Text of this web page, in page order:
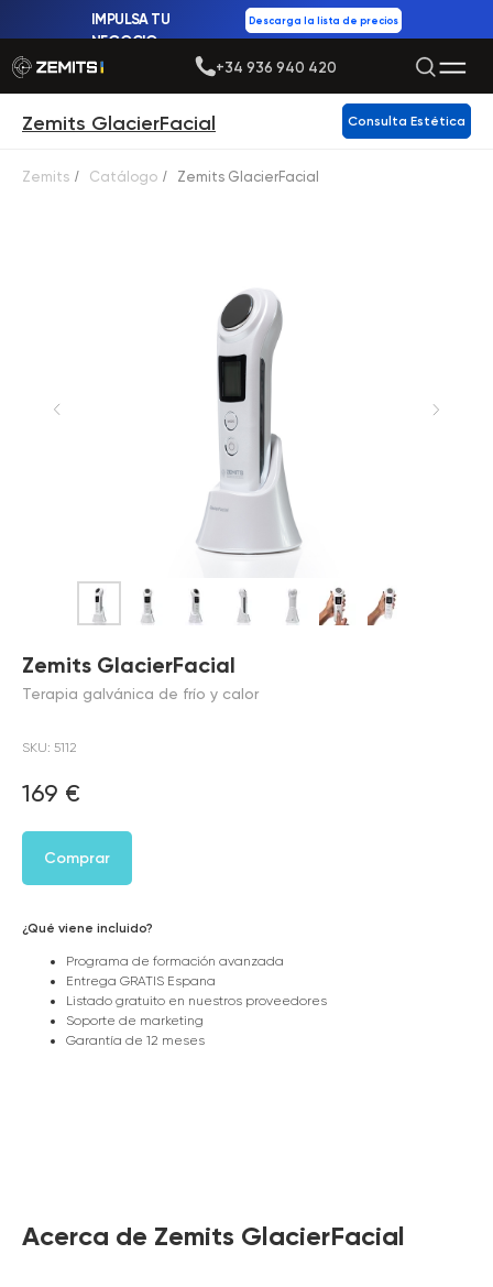
Descarga la lista de precios
IMPULSA TU
NEGOCIO
+34 936 940 420
Zemits GlacierFacial Consulta Estética
Zemits / Catálogo / Zemits GlacierFacial
Zemits GlacierFacial
Terapia galvánica de frío y calor
SKU: 5112
169 €
Comprar
¿Qué viene incluido?
Programa de formación avanzada
Entrega GRATIS Espana
Listado gratuito en nuestros proveedores
Soporte de marketing
Garantía de 12 meses
Acerca de Zemits GlacierFacial